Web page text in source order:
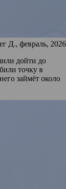
Д., февраль,
дойти до
точку в
займёт около